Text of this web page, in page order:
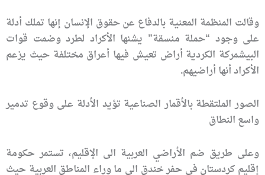
وقالت المنظمة المعنية بالدفاع عن حقوق الإنسان إنها تملك أدلة
على وجود “حملة منسقة” يشنها الأكراد لطرد وضمت قوات
البيشمركة الكردية أراض تعيش فيها أعراق مختلفة حيث يزعم
الأكراد أنها أراضيهم.
الصور الملتقطة بالأقمار الصناعية تؤيد الأدلة على وقوع تدمير
واسع النطاق
وعلى طريق ضم الأراضي العربية الى الإقليم، تستمر حكومة
إقليم كردستان في حفر خندق الى ما وراء المناطق العربية حيث